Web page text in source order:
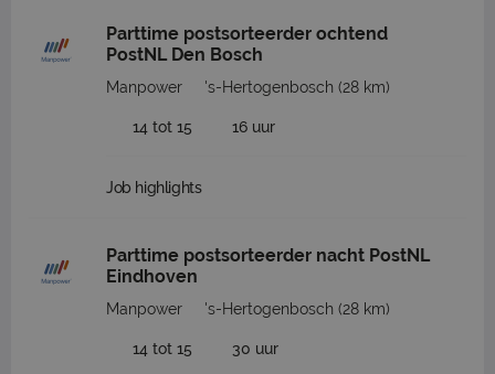
Parttime postsorteerder ochtend
PostNL Den Bosch
Manpower 's-Hertogenbosch (28 km)
14 tot 15 16 uur
Job highlights
Parttime postsorteerder nacht PostNL
Eindhoven
Manpower 's-Hertogenbosch (28 km)
14 tot 15 30 uur